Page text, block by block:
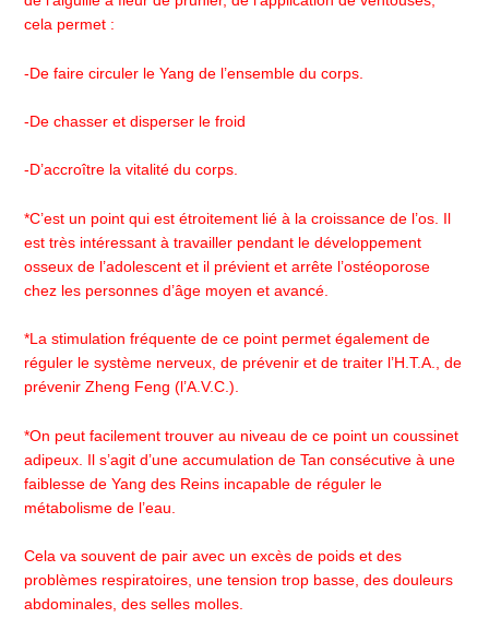
cela permet :
-De faire circuler le Yang de l’ensemble du corps.
-De chasser et disperser le froid
-D’accroître la vitalité du corps.
*C’est un point qui est étroitement lié à la croissance de l’os. Il
est très intéressant à travailler pendant le développement
osseux de l’adolescent et il prévient et arrête l’ostéoporose
chez les personnes d’âge moyen et avancé.
*La stimulation fréquente de ce point permet également de
réguler le système nerveux, de prévenir et de traiter l’H.T.A., de
prévenir Zheng Feng (l’A.V.C.).
*On peut facilement trouver au niveau de ce point un coussinet
adipeux. Il s’agit d’une accumulation de Tan consécutive à une
faiblesse de Yang des Reins incapable de réguler le
métabolisme de l’eau.
Cela va souvent de pair avec un excès de poids et des
problèmes respiratoires, une tension trop basse, des douleurs
abdominales, des selles molles.